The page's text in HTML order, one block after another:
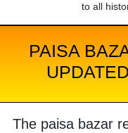
to all
PAISA
The paisa bazar